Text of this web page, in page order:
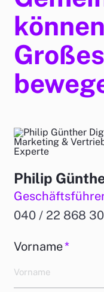
Großes
Philip
040 / 22 868
Vorname*